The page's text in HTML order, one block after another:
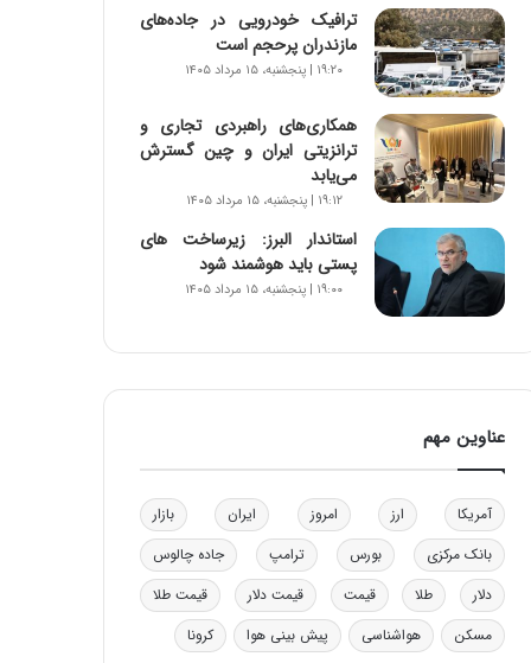
ن‌
خ
و
ر
و
ب
ر
ا
ت
و
ی
و
ر
و
ه
ا
ی
ب
ا
ک
ترافیک خودرویی در جاده‌های
مازندران پرحجم است
۱۹:۲۰ | پنجشنبه، ۱۵ مرداد ۱۴۰۵
همکاری‌های راهبردی تجاری و
ترانزیتی ایران و چین گسترش
می‌یابد
۱۹:۱۲ | پنجشنبه، ۱۵ مرداد ۱۴۰۵
استاندار البرز: زیرساخت های
پستی باید هوشمند شود
۱۹:۰۰ | پنجشنبه، ۱۵ مرداد ۱۴۰۵
عناوین مهم
آمریکا ارز امروز ایران
بازار
بانک مرکزی
بورس ترامپ
جاده چالوس
دلار
طلا قیمت قیمت دلار
قیمت طلا
مسکن
هواشناسی پیش بینی هوا کرونا